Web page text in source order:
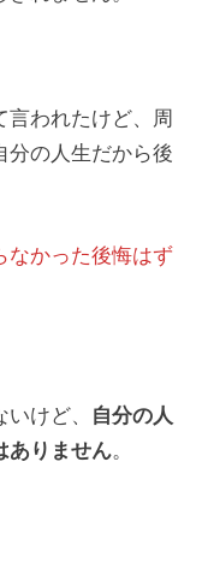
われたけど、周
分の人生だから後
なかった後悔はず
けど、 自分の人
ありません。